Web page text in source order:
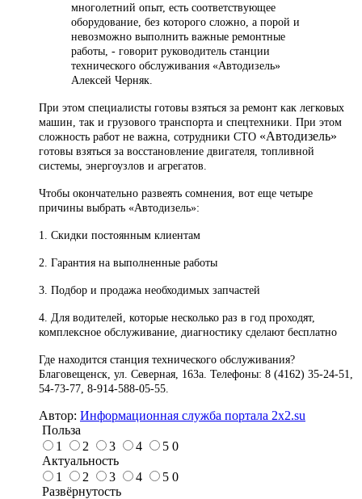
многолетний опыт, есть соответствующее
оборудование, без которого сложно, а порой и
невозможно выполнить важные ремонтные
работы, - говорит руководитель станции
технического обслуживания «Автодизель»
Алексей Черняк.
При этом специалисты готовы взяться за ремонт как легковых
машин, так и грузового транспорта и спецтехники. При этом
сложность работ не важна, сотрудники СТО «Автодизель»
готовы взяться за восстановление двигателя, топливной
системы, энергоузлов и агрегатов.
Чтобы окончательно развеять сомнения, вот еще четыре
причины выбрать «Автодизель»:
1. Скидки постоянным клиентам
2. Гарантия на выполненные работы
3. Подбор и продажа необходимых запчастей
4. Для водителей, которые несколько раз в год проходят,
комплексное обслуживание, диагностику сделают бесплатно
Где находится станция технического обслуживания?
Благовещенск, ул. Северная, 163а. Телефоны: 8 (4162) 35-24-51,
54-73-77, 8-914-588-05-55.
Автор: Информационная служба портала 2x2.su
Польза
1
2 3 4 5 0
Актуальность
1
2 3 4 5 0
Развёрнутость